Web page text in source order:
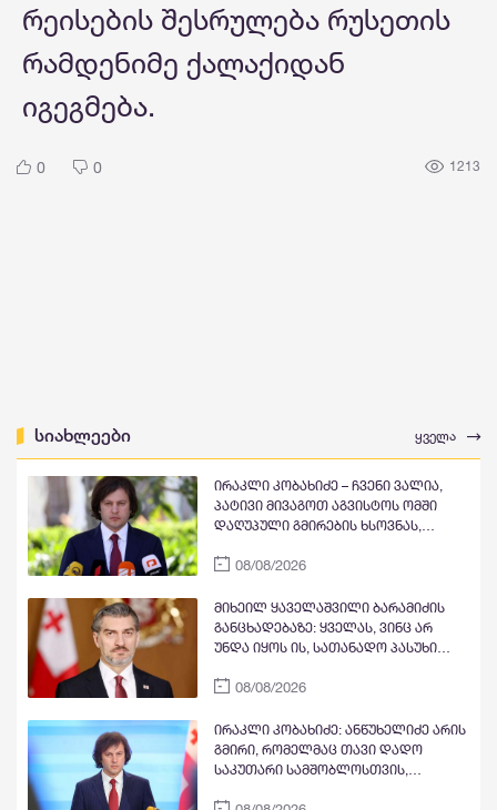
რეისების შესრულება რუსეთის
რამდენიმე ქალაქიდან
იგეგმება.
0 0 1213
სიახლეები ყველა
ირაკლი კობახიძე – ჩვენი ვალია,
პატივი მივაგოთ აგვისტოს ომში
დაღუპული გმირების ხსოვნას,
მშვიდობიანი გზით საქართველოს
აღსადგენად
08/08/2026
მიხეილ ყაველაშვილი ბარამიძის
განცხადებაზე: ყველას, ვინც არ
უნდა იყოს ის, სათანადო პასუხი
გამონათქვამების გამო
08/08/2026
ირაკლი კობახიძე: ანწუხელიძე არის
გმირი, რომელმაც თავი დადო
საკუთარი სამშობლოსთვის,